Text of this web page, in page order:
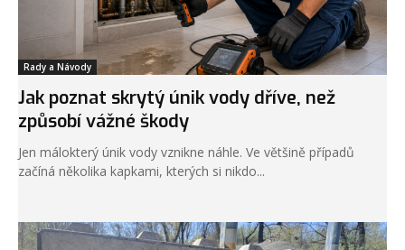
Rady a Návody
Jak poznat skrytý únik vody dříve, než
způsobí vážné škody
Jen málokterý únik vody vznikne náhle. Ve většině případů
začíná několika kapkami, kterých si nikdo...